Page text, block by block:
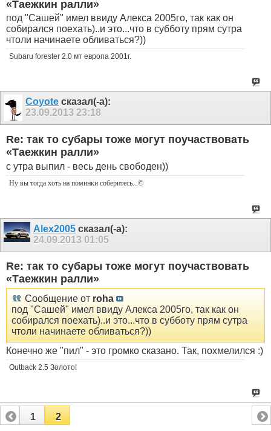
«Таежкин ралли»
под "Сашей" имел ввиду Алекса 2005го, так как он
собирался поехать)..и это...что в субботу прям сутра
чтоли начинаете обливаться?))
Subaru forester 2.0 мт европа 2001г.
Coyote сказал(-а):
23.09.201323:18
Re: так то субары тоже могут поучаствовать
«Таежкин ралли»
с утра выпил - весь день свободен))
Ну вы тогда хоть на поминки соберитесь ...©
Alex2005 сказал(-а):
24.09.2013 01:05
Re: так то субары тоже могут поучаствовать
«Таежкин ралли»
Сообщение от roha
под "Сашей" имел ввиду Алекса 2005го, так как он
собирался поехать)..и это...что в субботу прям сутра
чтоли начинаете обливаться?))
Конечно же "пил" - это громко сказано. Так, похмелился :)
Outback 2.5 Золото!
1 2